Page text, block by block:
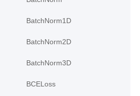
BatchNorm1D
BatchNorm2D
BatchNorm3D
BCELoss